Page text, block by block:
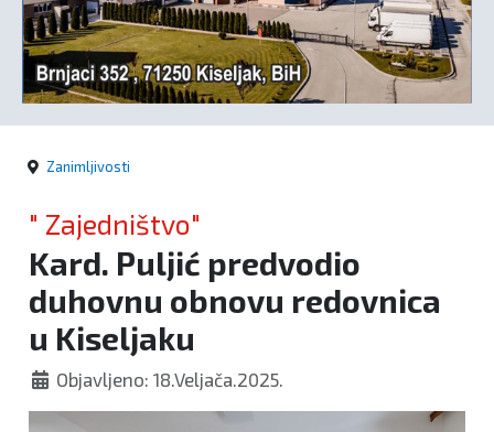
kronika
Politika
Zanimljivosti
" Zajedništvo"
Kard. Puljić predvodio
duhovnu obnovu redovnica
u Kiseljaku
Objavljeno: 18.Veljača.2025.